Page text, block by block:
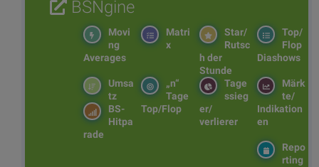
BSNgine
Top/
Flop
Diashows
Star/
Rutsc
h der
Stunde
Matri
x
Movi
ng
Averages
Märk
te/
Indikation
en
Tage
ssieg
er/
verlierer
„n“
Tage
Top/Flop
Umsa
tz
BS-
Hitpa
rade
Repo
rting